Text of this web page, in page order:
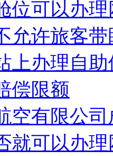
位可以办
允许旅客
上办理自
偿限额
空有限公
就可以办